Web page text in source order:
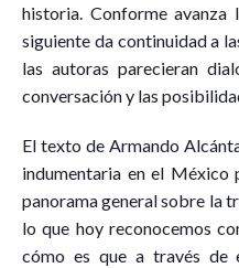
historia. Conforme
siguiente da continuidad a
las autoras parecieran
conversación y las
El texto de Armando
indumentaria en el México
panorama general sobre la
lo que hoy reconocemos
cómo es que a través de